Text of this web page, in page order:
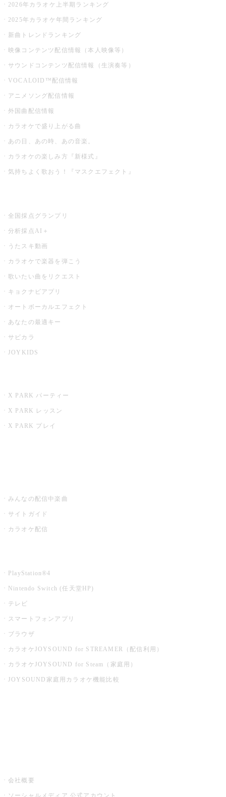
2026年カラオケ上半期ランキング
2025年カラオケ年間ランキング
新曲トレンドランキング
映像コンテンツ配信情報（本人映像等）
サウンドコンテンツ配信情報（生演奏等）
VOCALOID™配信情報
アニメソング配信情報
外国曲配信情報
カラオケで盛り上がる曲
あの日、あの時、あの音楽。
カラオケの楽しみ方『新様式』
気持ちよく歌おう！『マスクエフェクト』
全国採点グランプリ
分析採点AI＋
うたスキ動画
カラオケで楽器を弾こう
歌いたい曲をリクエスト
キョクナビアプリ
オートボーカルエフェクト
あなたの最適キー
サビカラ
JOYKIDS
X PARK パーティー
X PARK レッスン
X PARK プレイ
みんなの配信中楽曲
サイトガイド
カラオケ配信
PlayStation®4
Nintendo Switch (任天堂HP)
テレビ
スマートフォンアプリ
ブラウザ
カラオケJOYSOUND for STREAMER（配信利用）
カラオケJOYSOUND for Steam（家庭用）
JOYSOUND家庭用カラオケ機能比較
会社概要
ソーシャルメディア 公式アカウント